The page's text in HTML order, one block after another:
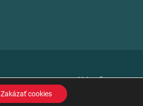
Vytvoril
Zakázať cookies